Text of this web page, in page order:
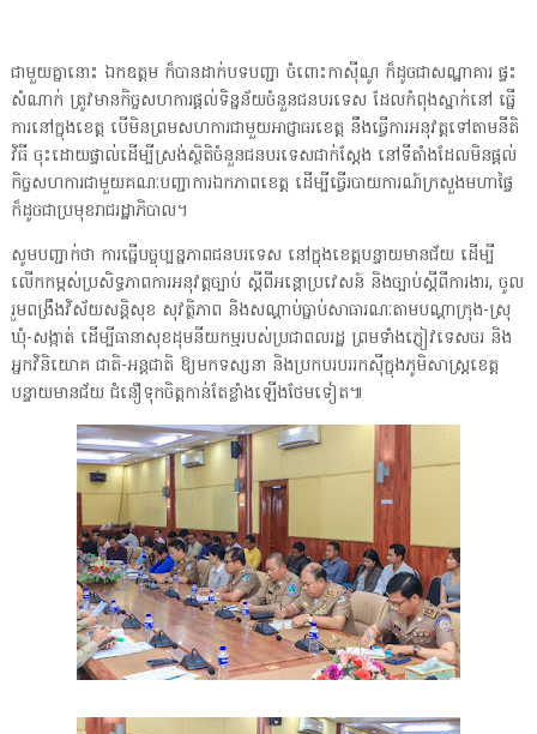
ជាមួយគ្នានោះ ឯកឧត្តម ក៏បានដាក់បទបញ្ជា ចំពោះកាស៊ីណូ ក៏ដូចជាសណ្ឋាគារ ផ្ទះ
សំណាក់ ត្រូវមានកិច្ចសហការផ្តល់ទិន្នន័យចំនួនជនបរទេស ដែលកំពុងស្នាក់នៅ ធ្នើ
ការនៅក្នុងខេត្ត បើមិនព្រមសហការជាមួយអាជ្ញាធរខេត្ត នឹងធ្វើការអនុវត្តទៅតាមនីតិ
វិធី ចុះដោយផ្ទាល់ដើម្បីស្រង់ស្ថិតិចំនួនជនបរទេសជាក់ស្តែង នៅទីតាំងដែលមិនផ្តល់
កិច្ចសហការជាមួយគណៈបញ្ជាការឯកភាពខេត្ត ដើម្បីធ្វើរបាយការណ៍ក្រសួងមហាផ្ទៃ
ក៏ដូចជាប្រមុខរាជរដ្ឋាភិបាល។
សូមបញ្ជាក់ថា ការធ្នើបច្ចុប្បន្នភាពជនបរទេស នៅក្នុងខេត្តបន្ទាយមានជ័យ ដើម្បី
លើកកម្ពស់ប្រសិទ្ធភាពការអនុវត្តច្បាប់ ស្តីពីអន្តោប្រវេសន៍ និងច្បាប់ស្តីពីការងារ, ចូល
រួមពង្រឹងវិស័យសន្តិសុខ សុវត្ថិភាព និងសណ្តាប់ធ្នាប់សាធារណៈតាមបណ្តាក្រុង-ស្រុ
ឃុំ-សង្កាត់ ដើម្បីធានាសុខដុមនីយកម្មរបស់ប្រជាពលរដ្ឋ ព្រមទាំងភ្ញៀវទេសចរ និង
អ្នកវិនិយោគ ជាតិ-អន្តជាតិ ឱ្យមកទស្សនា និងប្រកបរបររកស៊ីក្នុងភូមិសាស្ត្រខេត្ត
បន្ទាយមានជ័យ ជំនឿទុកចិត្តកាន់តែខ្លាំងឡើងថែមទៀត៕